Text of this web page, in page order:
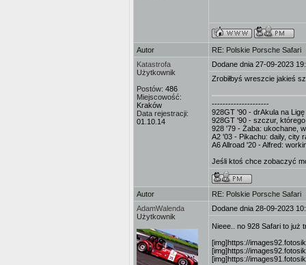
Autor
RE: Polskie Porsche Safari
Katastrofa
Użytkownik
Postów: 486
Miejscowość:
Kraków
Data rejestracji:
01.10.14
Dodane dnia 27-09-2023
Zrobiłbyś wreszcie jakieś
---------------------
928GT '90 - drAkula na
928GT '90 - szczur,
928 '79 - Żaba: ukochane,
A2 '03 - Pikachu: daily, city
A6 Allroad '20 - Alfred:
Jeśli ktoś chce zobaczyć
Autor
RE: Polskie Porsche Safari
AdamWalenda
Użytkownik
Dodane dnia 28-09-2023
Nieee.. no 928 Safari to już
[img]https://
[img]https://
[img]https://